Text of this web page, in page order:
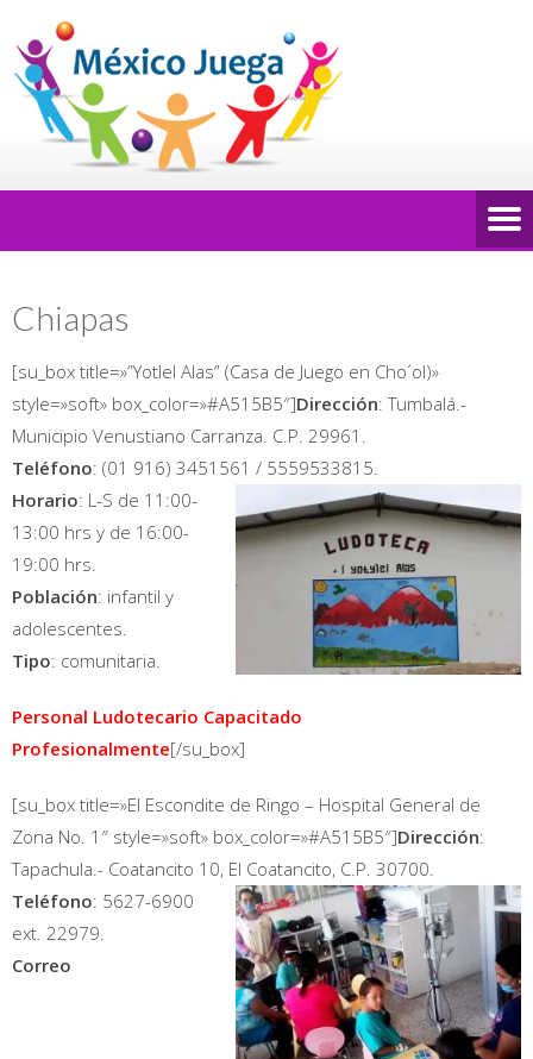
Chiapas
[su_box title=»”Yotlel Alas” (Casa de Juego en Cho´ol)»
style=»soft» box_color=»#A515B5″]Dirección: Tumbalá.-
Municipio Venustiano Carranza. C.P. 29961.
Teléfono: (01 916) 3451561 / 5559533815.
Horario: L-S de 11:00-
13:00 hrs y de 16:00-
19:00 hrs.
Población: infantil y
adolescentes.
Tipo: comunitaria.
Personal Ludotecario Capacitado
Profesionalmente[/su_box]
[su_box title=»El Escondite de Ringo – Hospital General de
Zona No. 1″ style=»soft» box_color=»#A515B5″]Dirección:
Tapachula.- Coatancito 10, El Coatancito, C.P. 30700.
Teléfono: 5627-6900
ext. 22979.
Correo